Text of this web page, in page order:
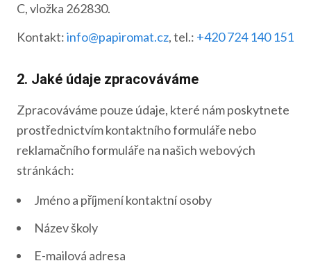
C, vložka 262830.
Kontakt:info@papiromat.cz, tel.: +420 724 140 151
2. Jaké údaje zpracováváme
Zpracováváme pouze údaje, které nám poskytnete
prostřednictvím kontaktního formuláře nebo
reklamačního formuláře na našich webových
stránkách:
Jméno a příjmení kontaktní osoby
Název školy
E-mailová adresa